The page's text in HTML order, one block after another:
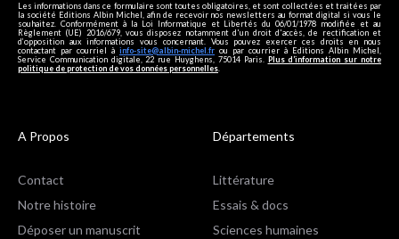
Les informations dans ce formulaire sont toutes obligatoires, et sont collectées et traitées par
la société Editions Albin Michel, afin de recevoir nos newsletters au format digital si vous le
souhaitez. Conformément à la Loi Informatique et Libertés du 06/01/1978 modifiée et au
Règlement (UE) 2016/679, vous disposez notamment d'un droit d'accès, de rectification et
d’opposition aux informations vous concernant. Vous pouvez exercer ces droits en nous
contactant par courriel à info-site@albin-michel.fr ou par courrier à Editions Albin Michel,
Service Communication digitale, 22 rue Huyghens, 75014 Paris. Plus d’information sur notre
politique de protection de vos données personnelles.
A Propos
Contact
Notre histoire
Déposer un manuscrit
Départements
Littérature
Essais & docs
Sciences humaines